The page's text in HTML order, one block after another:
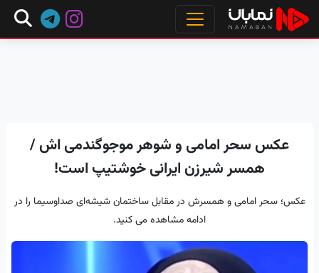
عکس سحر امامی و شوهر موجوگندمی اش /
همسر شیرزن ایرانی خوشتیپ است!
عکس؛ سحر امامی و همسرش در مقابل ساختمان شیشه‌ای صداوسیما را در
ادامه مشاهده می کنید.